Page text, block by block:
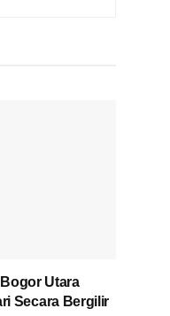
Utara
Secara Bergilir